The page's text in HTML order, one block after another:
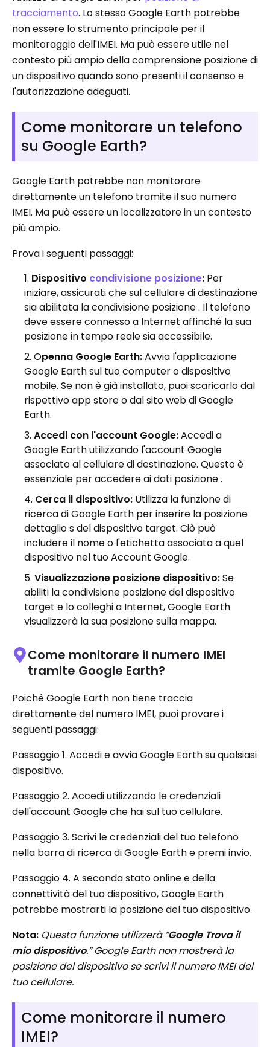
tracciamento. Lo stesso Google Earth potrebbe
non essere lo strumento principale per il
monitoraggio dell'IMEI. Ma può essere utile nel
contesto più ampio della comprensione posizione di
un dispositivo quando sono presenti il ​​consenso e
l'autorizzazione adeguati.
Come monitorare un telefono
su Google Earth?
Google Earth potrebbe non monitorare
direttamente un telefono tramite il suo numero
IMEI. Ma può essere un localizzatore in un contesto
più ampio.
Prova i seguenti passaggi:
Dispositivo condivisione posizione: Per
iniziare, assicurati che sul cellulare di destinazione
sia abilitata la condivisione posizione . Il telefono
deve essere connesso a Internet affinché la sua
posizione in tempo reale sia accessibile.
Openna Google Earth:Avvia l'applicazione
Google Earth sul tuo computer o dispositivo
mobile. Se non è già installato, puoi scaricarlo dal
rispettivo app store o dal sito web di Google
Earth.
Accedi con l'account Google:Accedi a
Google Earth utilizzando l'account Google
associato al cellulare di destinazione. Questo è
essenziale per accedere ai dati posizione .
Cerca il dispositivo: Utilizza la funzione di
ricerca di Google Earth per inserire la posizione
dettaglio s del dispositivo target. Ciò può
includere il nome o l'etichetta associata a quel
dispositivo nel tuo Account Google.
Visualizzazione posizione dispositivo:Se
abiliti la condivisione posizione del dispositivo
target e lo colleghi a Internet, Google Earth
visualizzerà la sua posizione sulla mappa.
Come monitorare il numero IMEI
tramite Google Earth?
Poiché Google Earth non tiene traccia
direttamente del numero IMEI, puoi provare i
seguenti passaggi:
Passaggio 1. Accedi e avvia Google Earth su qualsiasi
dispositivo.
Passaggio 2. Accedi utilizzando le credenziali
dell'account Google che hai sul tuo cellulare.
Passaggio 3. Scrivi le credenziali del tuo telefono
nella barra di ricerca di Google Earth e premi invio.
Passaggio 4. A seconda stato online e della
connettività del tuo dispositivo, Google Earth
potrebbe mostrarti la posizione del tuo dispositivo.
Nota: Questa funzione utilizzerà “Google Trova il
mio dispositivo.” Google Earth non mostrerà la
posizione del dispositivo se scrivi il numero IMEI del
tuo cellulare.
Come monitorare il numero
IMEI?